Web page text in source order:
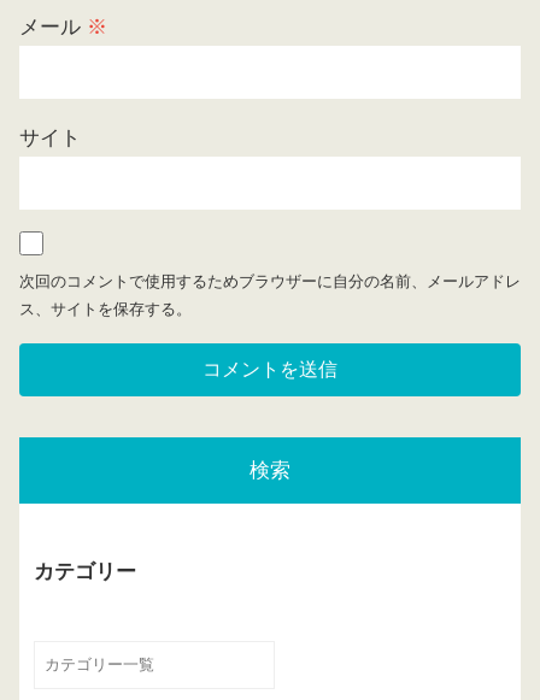
メール ※
サイト
次回のコメントで使用するためブラウザーに自分の名前、メールアドレ
ス、サイトを保存する。
検索
カテゴリー